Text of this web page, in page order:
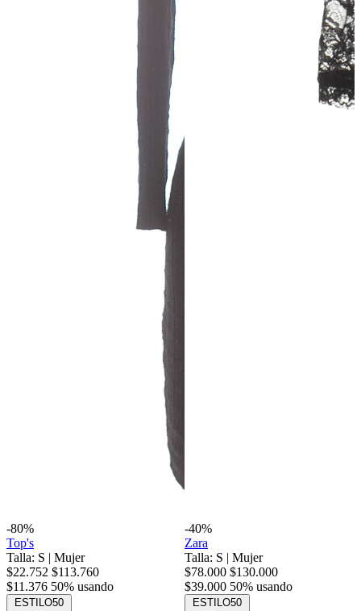
-80%
Top's
Talla: S | Mujer
$22.752 $113.760
$11.376 50% usando
ESTILO50
-40%
Zara
Talla: S | Mujer
$78.000 $130.000
$39.000 50% usando
ESTILO50